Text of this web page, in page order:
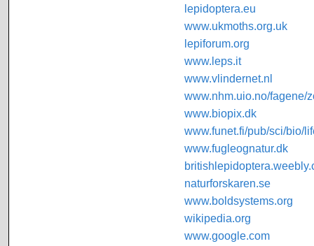
lepidoptera.eu
www.ukmoths.org.uk
lepiforum.org
www.leps.it
www.vlindernet.nl
www.nhm.uio.no/fagene/
www.biopix.dk
www.funet.fi/pub/sci/bio/
www.fugleognatur.dk
naturforskaren.se
www.boldsystems.org
wikipedia.org
www.google.com